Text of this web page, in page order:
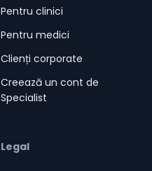
Pentru clinici
Pentru medici
Clienți corporate
Creează un cont de
Specialist
Legal